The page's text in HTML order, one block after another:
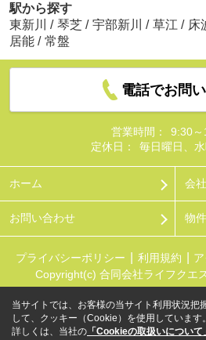
駅から探す
東新川
/ 琴芝 / 宇部新川 / 草江 / 床
居能 / 常盤
電話でお問
営業時間：
9:30
定休日：
毎日曜日、
ホーム 会
お問い合わせ 物
プライバシーポリシー 利用規約
Copyright(c) 合同会社ライフクエ
当サイトでは、お客様の当サイト利用状況把
して、クッキー（Cookie）を使用しています。
詳しくは、当社の 「Cookieの取扱いについて